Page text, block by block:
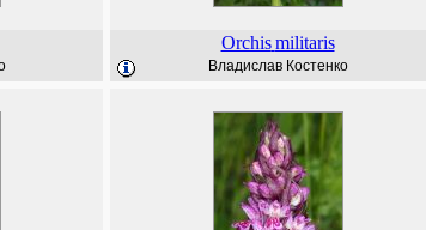
Orchis militaris
Владислав Костенко